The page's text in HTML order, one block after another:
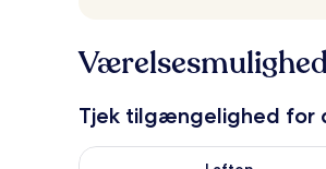
Tjek tilgængelighed for
Tjek tilgængelighed for i aften